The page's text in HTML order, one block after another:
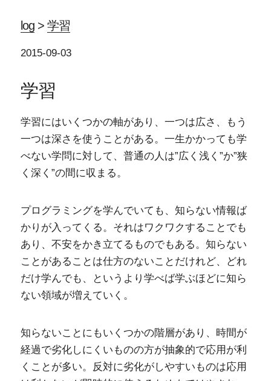
log> 学習
2015-09-03
学習
学習にはいくつかの軸があり、一つは広さ、もう
一つは深さを使うことがある。一生かかっても学
べない学問に対して、普通の人は”広く浅く”か”狭
く深く”の間に収まる。
プログラミングを学んでいても、知らない情報ば
かりが入ってくる。それはワクワクすることでも
あり、不安をかき立てるものでもある。知らない
ことがあることは仕方のないことだけれど、どれ
だけ学んでも、というより学べば学ぶほどに知ら
ない領域が増えていく。
知らないことにもいくつかの階層があり、時間が
経過で劣化しにくいものの方が抽象的で応用が利
くことが多い。反対に劣化がしやすいものは応用